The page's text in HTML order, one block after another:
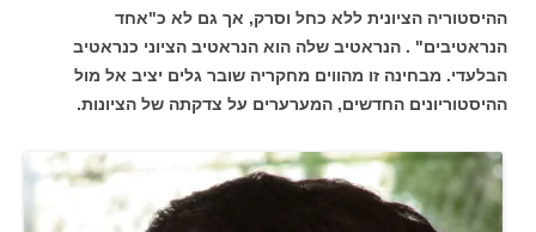
ההיסטוריה הציונית ללא כחל וסרק, אך גם לא כ"אחד
הנראטיבים" . הנראטיב שלה הוא הנראטיב הציוני כנראטיב
הבלעדי. מבחינה זו מהווים מחקריה שובר גלים יציב אל מול
ההיסטוריונים החדשים, המערערים על צדקתה של הציונות.